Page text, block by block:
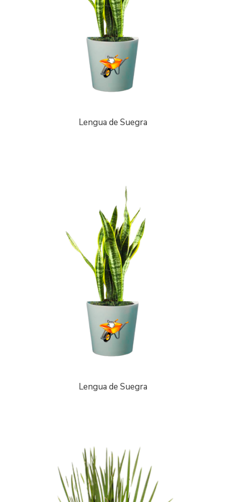
Lengua de Suegra
Lengua de Suegra